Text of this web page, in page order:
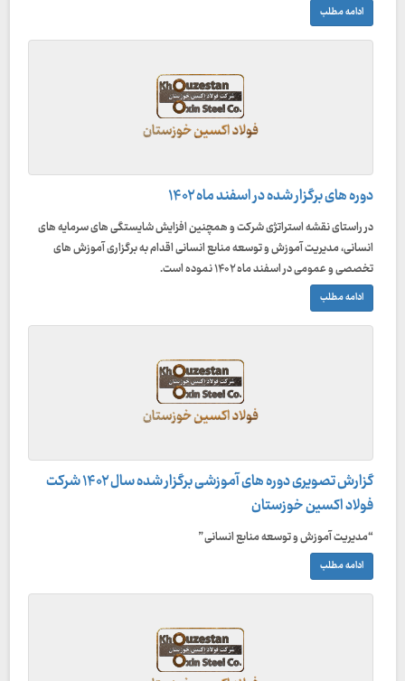
ادامه مطلب
دوره های برگزار شده در اسفند ماه ۱۴۰۲
در راستای نقشه استراتژی شرکت و همچنین افزایش شایستگی های سرمایه های
انسانی، مدیریت آموزش و توسعه منابع انسانی اقدام به برگزاری آموزش های
تخصصی و عمومی در اسفند ماه ۱۴۰۲ نموده است.
ادامه مطلب
گزارش تصویری دوره های آموزشی برگزار شده سال ۱۴۰۲ شرکت
فولاد اکسین خوزستان
“مدیریت آموزش و توسعه منابع انسانی”
ادامه مطلب